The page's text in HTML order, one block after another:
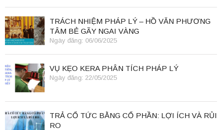
TRÁCH NHIỆM PHÁP LÝ – HỒ VĂN PHƯƠNG
TÂM BẺ GÃY NGAI VÀNG
Ngày đăng: 06/06/2025
VỤ KẸO KERA PHÂN TÍCH PHÁP LÝ
Ngày đăng: 22/05/2025
TRẢ CỔ TỨC BẰNG CỔ PHẦN: LỢI ÍCH VÀ RỦI
RO